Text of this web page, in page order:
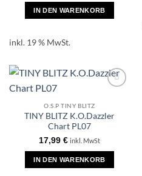
IN DEN WARENKORB
inkl. 19 % MwSt.
O.S.P TINY BLITZ
TINY BLITZ K.O.Dazzler
Chart PL07
17,99 € inkl. MwSt
IN DEN WARENKORB